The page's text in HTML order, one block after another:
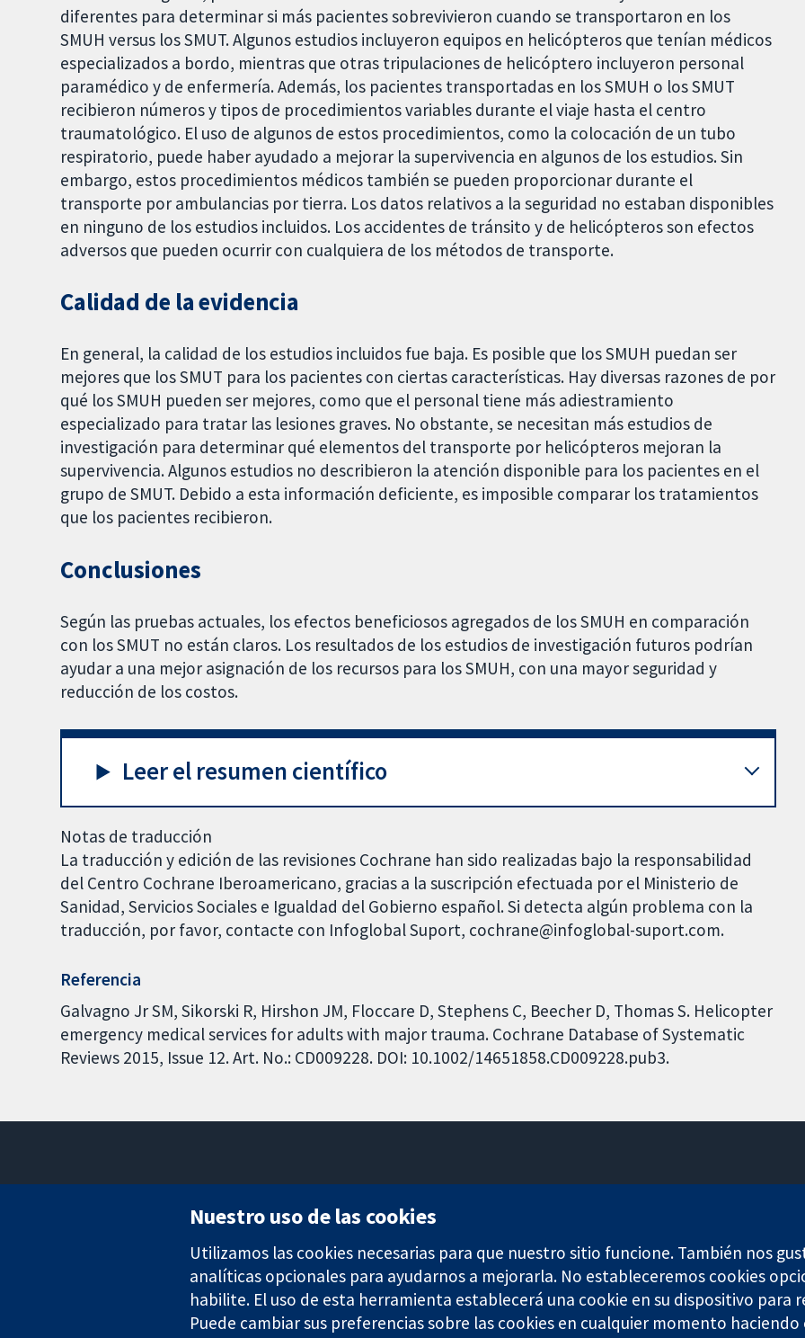
diferentes para determinar si más pacientes sobrevivieron cuando se transportaron en los
SMUH versus los SMUT. Algunos estudios incluyeron equipos en helicópteros que tenían médicos
especializados a bordo, mientras que otras tripulaciones de helicóptero incluyeron personal
paramédico y de enfermería. Además, los pacientes transportadas en los SMUH o los SMUT
recibieron números y tipos de procedimientos variables durante el viaje hasta el centro
traumatológico. El uso de algunos de estos procedimientos, como la colocación de un tubo
respiratorio, puede haber ayudado a mejorar la supervivencia en algunos de los estudios. Sin
embargo, estos procedimientos médicos también se pueden proporcionar durante el
transporte por ambulancias por tierra. Los datos relativos a la seguridad no estaban disponibles
en ninguno de los estudios incluidos. Los accidentes de tránsito y de helicópteros son efectos
adversos que pueden ocurrir con cualquiera de los métodos de transporte.
Calidad de la evidencia
En general, la calidad de los estudios incluidos fue baja. Es posible que los SMUH puedan ser
mejores que los SMUT para los pacientes con ciertas características. Hay diversas razones de por
qué los SMUH pueden ser mejores, como que el personal tiene más adiestramiento
especializado para tratar las lesiones graves. No obstante, se necesitan más estudios de
investigación para determinar qué elementos del transporte por helicópteros mejoran la
supervivencia. Algunos estudios no describieron la atención disponible para los pacientes en el
grupo de SMUT. Debido a esta información deficiente, es imposible comparar los tratamientos
que los pacientes recibieron.
Conclusiones
Según las pruebas actuales, los efectos beneficiosos agregados de los SMUH en comparación
con los SMUT no están claros. Los resultados de los estudios de investigación futuros podrían
ayudar a una mejor asignación de los recursos para los SMUH, con una mayor seguridad y
reducción de los costos.
Leer el resumen científico
Notas de traducción
La traducción y edición de las revisiones Cochrane han sido realizadas bajo la responsabilidad
del Centro Cochrane Iberoamericano, gracias a la suscripción efectuada por el Ministerio de
Sanidad, Servicios Sociales e Igualdad del Gobierno español. Si detecta algún problema con la
traducción, por favor, contacte con Infoglobal Suport, cochrane@infoglobal-suport.com.
Referencia
Galvagno Jr SM, Sikorski R, Hirshon JM, Floccare D, Stephens C, Beecher D, Thomas S. Helicopter
emergency medical services for adults with major trauma. Cochrane Database of Systematic
Reviews 2015, Issue 12. Art. No.: CD009228. DOI: 10.1002/14651858.CD009228.pub3.
Londres
Reino Unido
Nuestro uso de las cookies
Utilizamos las cookies necesarias para que nuestro sitio funcione. También nos
analíticas opcionales para ayudarnos a mejorarla. No estableceremos cookies
habilite. El uso de esta herramienta establecerá una cookie en su dispositivo para
Puede cambiar sus preferencias sobre las cookies en cualquier momento haciendo